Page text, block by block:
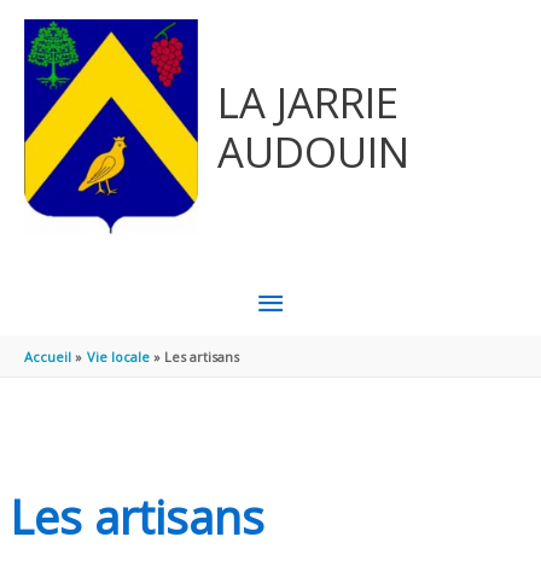
LA JARRIE
AUDOUIN
MENU
Accueil Vie locale Les artisans
Les artisans